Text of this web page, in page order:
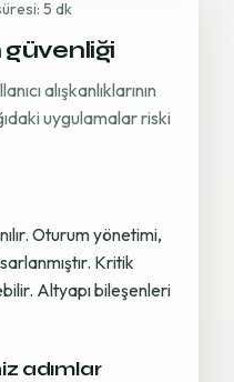
5 dk
alışkanlıklarının
uygulamalar riski
Oturum yönetimi,
Kritik
Altyapı bileşenleri
adımlar